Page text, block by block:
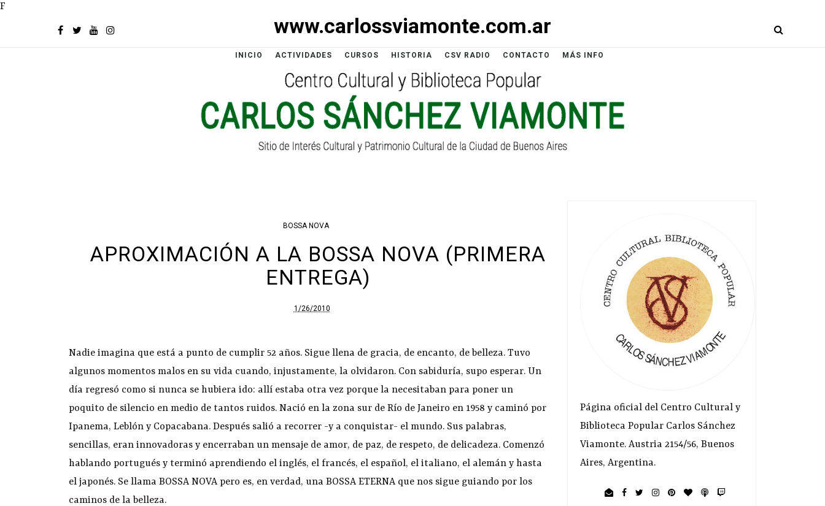
F
www.carlossviamonte.com.ar
INICIO ACTIVIDADES CURSOS HISTORIA CSV RADIO CONTACTO MÁS INFO
BOSSA NOVA
APROXIMACIÓN A LA BOSSA NOVA (PRIMERA
ENTREGA)
1/26/2010
Nadie imagina que está a punto de cumplir 52 años. Sigue llena de gracia, de encanto, de belleza. Tuvo
algunos momentos malos en su vida cuando, injustamente, la olvidaron. Con sabiduría, supo esperar. Un
día regresó como si nunca se hubiera ido: allí estaba otra vez porque la necesitaban para poner un
poquito de silencio en medio de tantos ruidos. Nació en la zona sur de Río de Janeiro en 1958 y caminó por
Ipanema, Leblón y Copacabana. Después salió a recorrer -y a conquistar- el mundo. Sus palabras,
sencillas, eran innovadoras y encerraban un mensaje de amor, de paz, de respeto, de delicadeza. Comenzó
hablando portugués y terminó aprendiendo el inglés, el francés, el español, el italiano, el alemán y hasta
el japonés. Se llama BOSSA NOVA pero es, en verdad, una BOSSA ETERNA que nos sigue guiando por los
caminos de la belleza.
Página oficial del Centro Cultural y
Biblioteca Popular Carlos Sánchez
Viamonte. Austria 2154/56, Buenos
Aires, Argentina.